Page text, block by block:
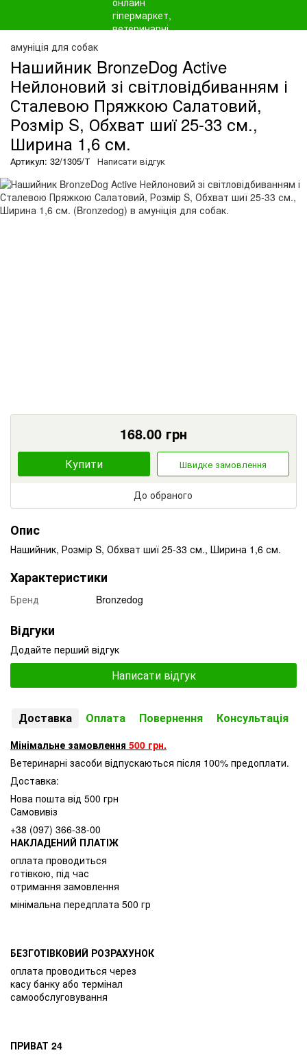
амуніція для собак
Нашийник BronzeDog Active
Нейлоновий зі світловідбиванням і
Сталевою Пряжкою Салатовий,
Розмір S, Обхват шиї 25-33 см.,
Ширина 1,6 см.
Артикул: 32/1305/Т Написати відгук
168.00 грн
Купити Швидке замовлення
До обраного
Опис
Нашийник, Розмір S, Обхват шиї 25-33 см., Ширина 1,6 см.
Характеристики
Бренд Bronzedog
Відгуки
Додайте перший відгук
Написати відгук
Доставка Оплата Повернення Консультація
Мінімальне замовлення 500 грн.
Ветеринарні засоби відпускаються після 100% предоплати.
Доставка:
Нова пошта від 500 грн
Самовивіз
+38 (097) 366-38-00
НАКЛАДЕНИЙ ПЛАТІЖ
оплата проводиться
готівкою, під час
отримання замовлення
мінімальна передплата 500 гр
БЕЗГОТІВКОВИЙ РОЗРАХУНОК
оплата проводиться через
касу банку або термінал
самообслуговування
ПРИВАТ 24